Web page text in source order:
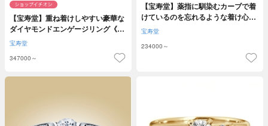
【宝寿堂】重ね着けしやすい豪華な
ダイヤモンドエンゲージリング《N
ELR2》
宝寿堂
347000～
【宝寿堂】薬指に馴染むカーブで着
けているのを忘れるような着け心地
《HD2185》
宝寿堂
234000～